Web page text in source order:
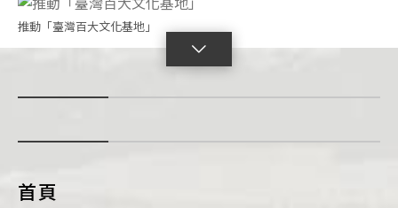
推動「臺灣百大文化基地」
首頁